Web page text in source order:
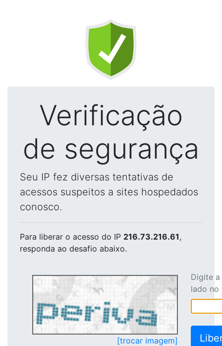
Verificação
de segurança
Seu IP fez diversas tentativas de
acessos suspeitos a sites hospedados
conosco.
Para liberar o acesso do IP 216.73.216.61,
responda ao desafio abaixo.
[trocar imagem]
Digite
lado no